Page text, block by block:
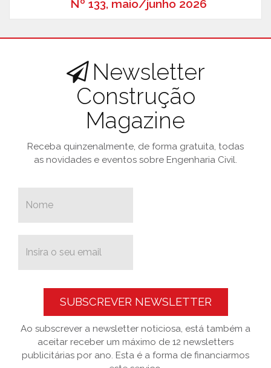
Nº 133, maio/junho 2026
Newsletter
Construção
Magazine
Receba quinzenalmente, de forma gratuita, todas
as novidades e eventos sobre Engenharia Civil.
SUBSCREVER NEWSLETTER
Ao subscrever a newsletter noticiosa, está também a
aceitar receber um máximo de 12 newsletters
publicitárias por ano. Esta é a forma de financiarmos